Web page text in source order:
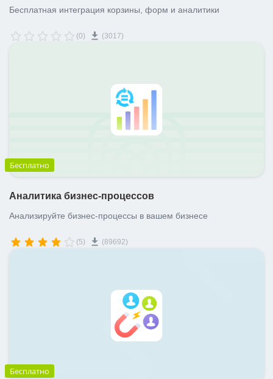
Бесплатная интеграция корзины, форм и аналитики
(0) (3017)
Бесплатно
Аналитика бизнес-процессов
Анализируйте бизнес-процессы в вашем бизнесе
(5) (89692)
Бесплатно